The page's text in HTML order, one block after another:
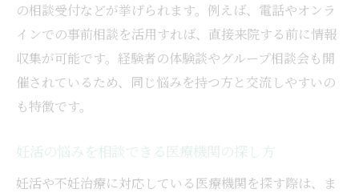
の相談受付などが挙げられます。例えば、電話やオンラ
インでの事前相談を活用すれば、直接来院する前に情報
収集が可能です。経験者の体験談やグループ相談会も開
催されているため、同じ悩みを持つ方と交流しやすいの
も特徴です。
妊活の悩みを相談できる医療機関の探し方
妊活や不妊治療に対応している医療機関を探す際は、ま